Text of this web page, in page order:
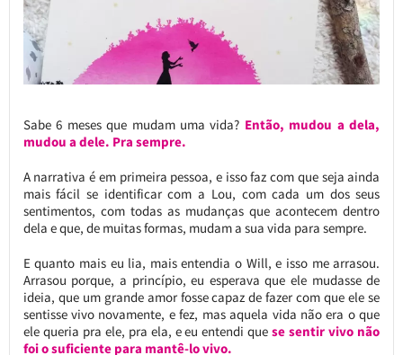
Sabe 6 meses que mudam uma vida? Então, mudou a dela,
mudou a dele. Pra sempre.
A narrativa é em primeira pessoa, e isso faz com que seja ainda
mais fácil se identificar com a Lou, com cada um dos seus
sentimentos, com todas as mudanças que acontecem dentro
dela e que, de muitas formas, mudam a sua vida para sempre.
E quanto mais eu lia, mais entendia o Will, e isso me arrasou.
Arrasou porque, a princípio, eu esperava que ele mudasse de
ideia, que um grande amor fosse capaz de fazer com que ele se
sentisse vivo novamente, e fez, mas aquela vida não era o que
ele queria pra ele, pra ela, e eu entendi que se sentir vivo não
foi o suficiente para mantê-lo vivo.